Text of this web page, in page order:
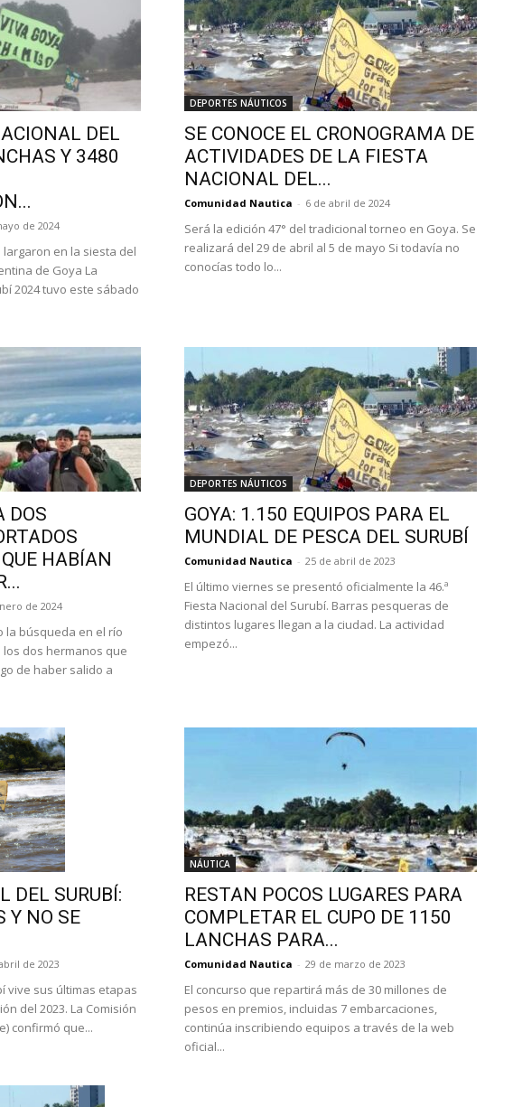
DEL
Y 3480
de 2024
en la siesta del
de Goya La
2024 tuvo este sábado
DEPORTES NÁUTICOS
SE CONOCE EL CRONOGRAMA DE
ACTIVIDADES DE LA FIESTA
NACIONAL DEL...
Comunidad Nautica - 6 de abril de 2024
Será la edición 47° del tradicional torneo en Goya. Se
realizará del 29 de abril al 5 de mayo Si todavía no
conocías todo lo...
DOS
HABÍAN
de 2024
la búsqueda en el río
dos hermanos que
de haber salido a
DEPORTES NÁUTICOS
GOYA: 1.150 EQUIPOS PARA EL
MUNDIAL DE PESCA DEL SURUBÍ
Comunidad Nautica - 25 de abril de 2023
El último viernes se presentó ofi­cialmente la 46.ª
Fiesta Nacional del Surubí. Barras pesqueras de
distin­tos lugares llegan a la ciudad. La actividad
empezó...
DEL SURUBÍ:
Y NO SE
de 2023
vive sus últimas etapas
del 2023. La Comisión
confirmó que...
NÁUTICA
RESTAN POCOS LUGARES PARA
COMPLETAR EL CUPO DE 1150
LANCHAS PARA...
Comunidad Nautica - 29 de marzo de 2023
El concurso que repartirá más de 30 millones de
pesos en premios, incluidas 7 embarcaciones,
continúa inscribiendo equipos a través de la web
oficial...